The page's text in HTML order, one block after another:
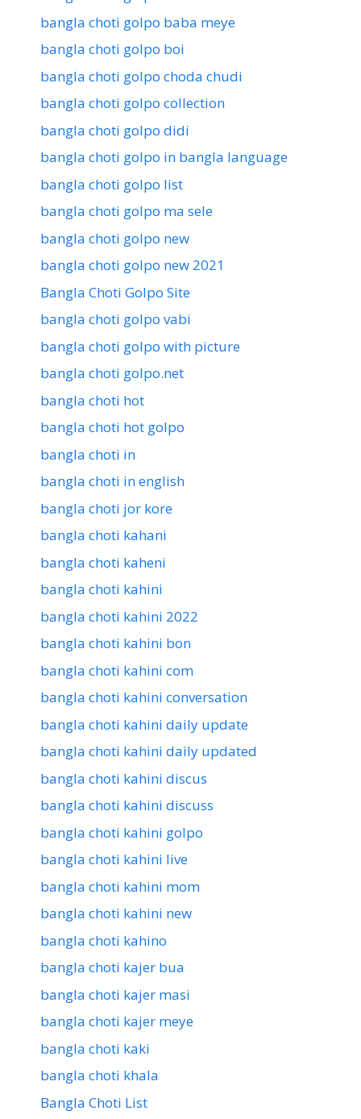
bangla choti golpo baba meye
bangla choti golpo boi
bangla choti golpo choda chudi
bangla choti golpo collection
bangla choti golpo didi
bangla choti golpo in bangla language
bangla choti golpo list
bangla choti golpo ma sele
bangla choti golpo new
bangla choti golpo new 2021
Bangla Choti Golpo Site
bangla choti golpo vabi
bangla choti golpo with picture
bangla choti golpo.net
bangla choti hot
bangla choti hot golpo
bangla choti in
bangla choti in english
bangla choti jor kore
bangla choti kahani
bangla choti kaheni
bangla choti kahini
bangla choti kahini 2022
bangla choti kahini bon
bangla choti kahini com
bangla choti kahini conversation
bangla choti kahini daily update
bangla choti kahini daily updated
bangla choti kahini discus
bangla choti kahini discuss
bangla choti kahini golpo
bangla choti kahini live
bangla choti kahini mom
bangla choti kahini new
bangla choti kahino
bangla choti kajer bua
bangla choti kajer masi
bangla choti kajer meye
bangla choti kaki
bangla choti khala
Bangla Choti List